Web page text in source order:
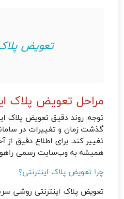
تعویض
مراحل تعویض پلاک
توجه: روند دقیق تعویض پلاک
گذشت زمان و تغییرات در
تغییر کند. برای اطلاع دقیق از
همیشه به وب‌سایت رسمی
چرا تعویض پلاک اینترنتی؟
تعویض پلاک اینترنتی روشی